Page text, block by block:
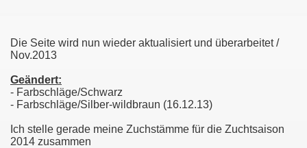
Die Seite wird nun wieder aktualisiert und überarbeitet /
Nov.2013
Geändert:
- Farbschläge/Schwarz
- Farbschläge/Silber-wildbraun (16.12.13)
Ich stelle gerade meine Zuchstämme für die Zuchtsaison
2014 zusammen